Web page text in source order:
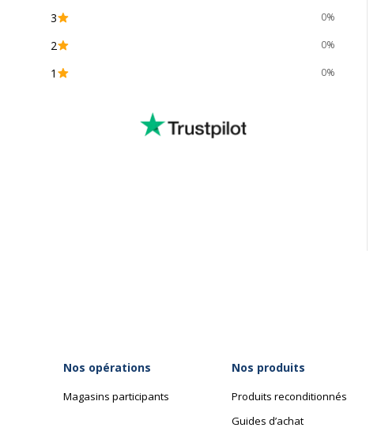
3 0%
2 0%
1 0%
Nos opérations
Magasins participants
Nos produits
Produits reconditionnés
Guides d’achat